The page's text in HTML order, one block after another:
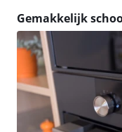
Gemakkelijk